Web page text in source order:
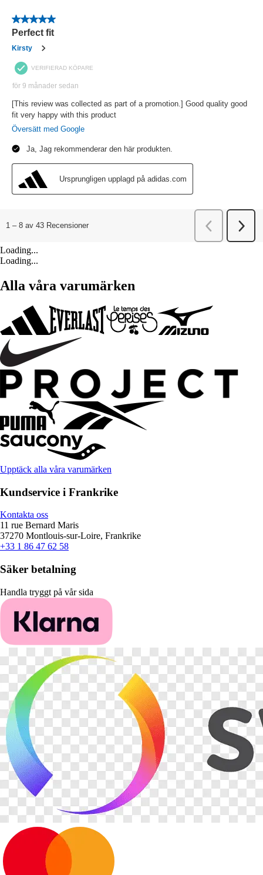
Loading...
Loading...
Alla våra varumärken
Upptäck alla våra varumärken
Kundservice i Frankrike
Kontakta oss
11 rue Bernard Maris
37270 Montlouis-sur-Loire, Frankrike
+33 1 86 47 62 58
Säker betalning
Handla tryggt på vår sida